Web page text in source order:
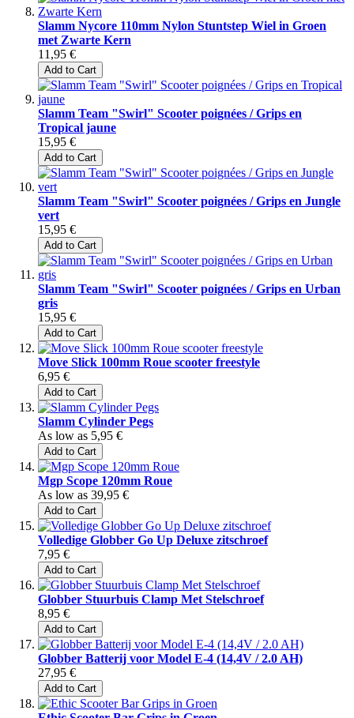
Slamm Nycore 110mm Nylon Stuntstep Wiel in Groen
met Zwarte Kern
11,95 €
Add to Cart
Slamm Team "Swirl" Scooter poignées / Grips en
Tropical jaune
15,95 €
Add to Cart
Slamm Team "Swirl" Scooter poignées / Grips en Jungle
vert
15,95 €
Add to Cart
Slamm Team "Swirl" Scooter poignées / Grips en Urban
gris
15,95 €
Add to Cart
Move Slick 100mm Roue scooter freestyle
6,95 €
Add to Cart
Slamm Cylinder Pegs
As low as 5,95 €
Add to Cart
Mgp Scope 120mm Roue
As low as 39,95 €
Add to Cart
Volledige Globber Go Up Deluxe zitschroef
7,95 €
Add to Cart
Globber Stuurbuis Clamp Met Stelschroef
8,95 €
Add to Cart
Globber Batterij voor Model E-4 (14,4V / 2.0 AH)
27,95 €
Add to Cart